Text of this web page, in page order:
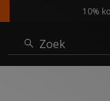
10%
Zoek